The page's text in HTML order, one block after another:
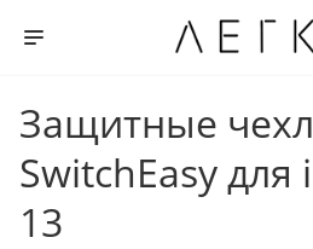
Защитные
SwitchEasy для
13